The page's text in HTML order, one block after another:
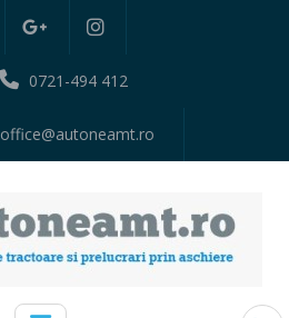
0721-494 412
office@autoneamt.ro